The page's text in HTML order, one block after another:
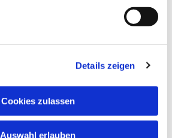
Details zeigen
Cookies zulassen
Auswahl erlauben